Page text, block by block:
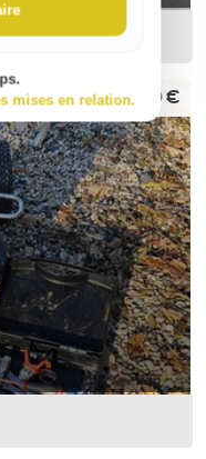
600 €
mises en relation.